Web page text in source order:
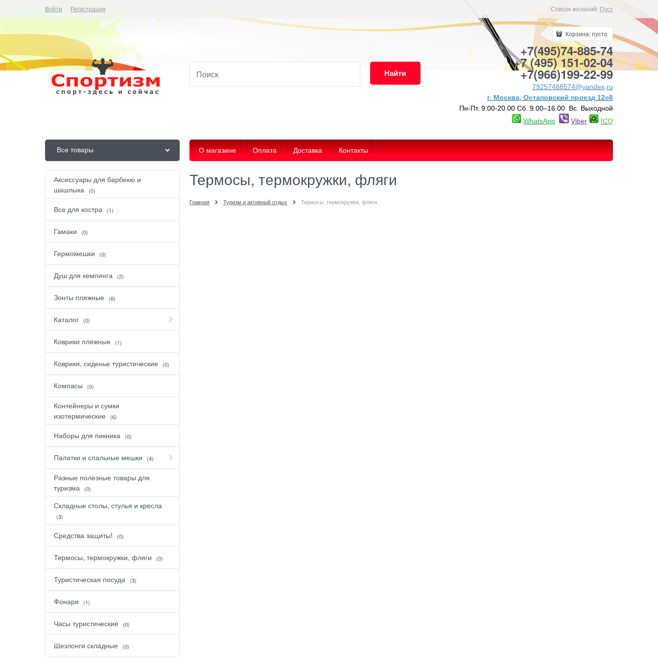
Войти Регистрация Список желаний: Пуст
Найти
Корзина:пусто
+7(495)74-885-74
+7 (495) 151-02-04
+7(966)199-22-99
79257488574@yandex,ru
г. Москва, Остаповский проезд 12с8
Пн-Пт. 9.00-20.00 Сб. 9.00–16.00 Вс. Выходной
WhatsApp
Viber ICQ
Все товары О магазине Оплата Доставка Контакты
Аксессуары для барбекю и
шашлыка
(0)
Все для костра (1)
Гамаки (0)
Гермомешки (0)
Душ для кемпинга (2)
Зонты пляжные (6)
Каталог (0)
Коврики пляжные (1)
Коврики, сиденье туристические (0)
Компасы (0)
Контейнеры и сумки
изотермические
(6)
Наборы для пикника (0)
Палатки и спальные мешки (4)
Разные полезные товары для
туризма
(0)
Складные столы, стулья и кресла
(3)
Средства защиты! (0)
Термосы, термокружки, фляги (0)
Туристическая посуда (3)
Фонари (1)
Часы туристические (0)
Шезлонги складные (0)
Термосы, термокружки, фляги
Главная Туризм и активный отдых Термосы, термокружки, фляги